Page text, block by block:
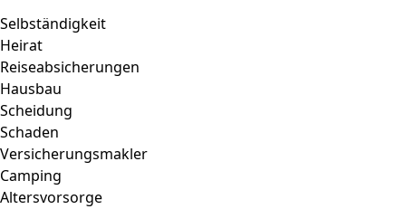
Selbständigkeit
Heirat
Reiseabsicherungen
Hausbau
Scheidung
Schaden
Versicherungsmakler
Camping
Altersvorsorge